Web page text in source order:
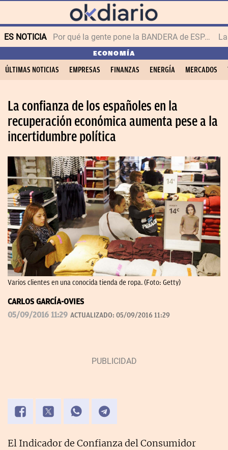
ES NOTICIA Por qué la gente pone la BANDERA de ESPAÑA en el balcón
ECONOMÍA
ÚLTIMAS NOTICIAS EMPRESAS FINANZAS ENERGÍA MERCADOS
La confianza de los españoles en la
recuperación económica aumenta pese a la
incertidumbre política
Varios clientes en una conocida tienda de ropa. (Foto: Getty)
CARLOS GARCÍA-OVIES
05/09/2016 11:29 ACTUALIZADO: 05/09/2016 11:29
El Indicador de Confianza del Consumidor